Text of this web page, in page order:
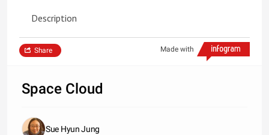
Description
Made with
Share
Space Cloud
Sue Hyun Jung